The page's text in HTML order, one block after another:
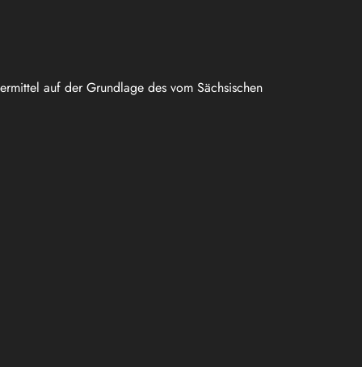
auf der Grundlage des vom Sächsischen